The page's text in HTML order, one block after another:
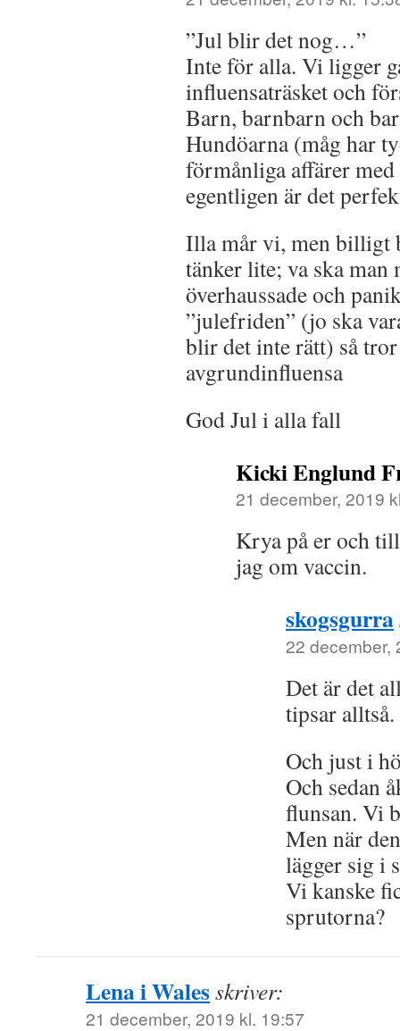
”Jul blir det nog…”
Inte för alla. Vi ligger
influensaträsket och
Barn, barnbarn och
Hundöarna (måg har
förmånliga affärer med
egentligen är det
Illa mår vi, men billigt
tänker lite; va ska man
överhaussade och
”julefriden” (jo ska
blir det inte rätt) så
avgrundinfluensa
God Jul i alla fall
Kicki Englund
21 december, 2019
Krya på er och
jag om vaccin.
skogsgurra
22 december,
Det är det
tipsar alltså.
Och just i
Och sedan
flunsan. Vi
Men när
lägger sig i
Vi kanske
sprutorna?
Lena i Walesskriver:
21 december, 2019 kl. 19:57